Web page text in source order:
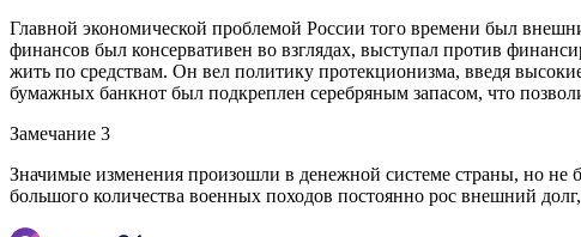
Главной экономической проблемой России того времени был
финансов был консервативен во взглядах, выступал против
жить по средствам. Он вел политику протекционизма, введя
бумажных банкнот был подкреплен серебряным запасом, что
Замечание 3
Значимые изменения произошли в денежной системе страны, но не
большого количества военных походов постоянно рос внешний